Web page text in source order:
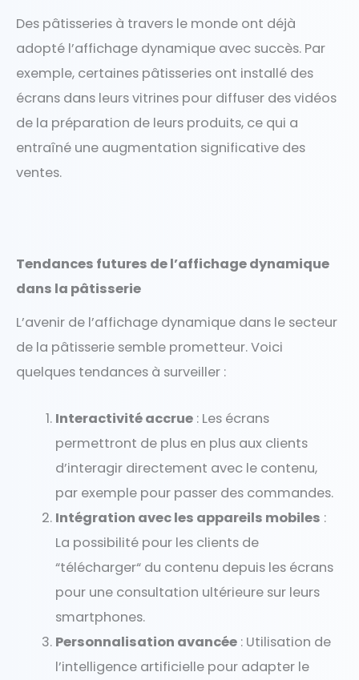
Des pâtisseries à travers le monde ont déjà
adopté l’affichage dynamique avec succès. Par
exemple, certaines pâtisseries ont installé des
écrans dans leurs vitrines pour diffuser des vidéos
de la préparation de leurs produits, ce qui a
entraîné une augmentation significative des
ventes.
Tendances futures de l’affichage dynamique
dans la pâtisserie
L’avenir de l’affichage dynamique dans le secteur
de la pâtisserie semble prometteur. Voici
quelques tendances à surveiller :
Interactivité accrue : Les écrans
permettront de plus en plus aux clients
d’interagir directement avec le contenu,
par exemple pour passer des commandes.
Intégration avec les appareils mobiles :
La possibilité pour les clients de
“télécharger“ du contenu depuis les écrans
pour une consultation ultérieure sur leurs
smartphones.
Personnalisation avancée : Utilisation de
l’intelligence artificielle pour adapter le